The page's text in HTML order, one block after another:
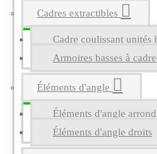
Cadres extractibles
Cadre coulissant unités
Armoires basses à
Éléments d'angle
Éléments d'angle
Éléments d'angle droits